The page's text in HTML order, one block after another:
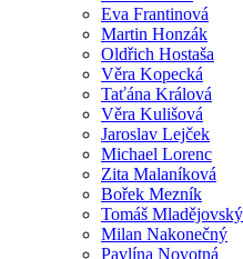
Eva Frantinová
Martin Honzák
Oldřich Hostaša
Věra Kopecká
Taťána Králová
Věra Kulišová
Jaroslav Lejček
Michael Lorenc
Zita Malaníková
Bořek Mezník
Tomáš Mladějovský
Milan Nakonečný
Pavlína Novotná